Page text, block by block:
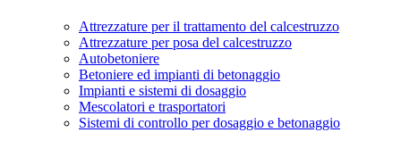
Attrezzature per il trattamento del calcestruzzo
Attrezzature per posa del calcestruzzo
Autobetoniere
Betoniere ed impianti di betonaggio
Impianti e sistemi di dosaggio
Mescolatori e trasportatori
Sistemi di controllo per dosaggio e betonaggio